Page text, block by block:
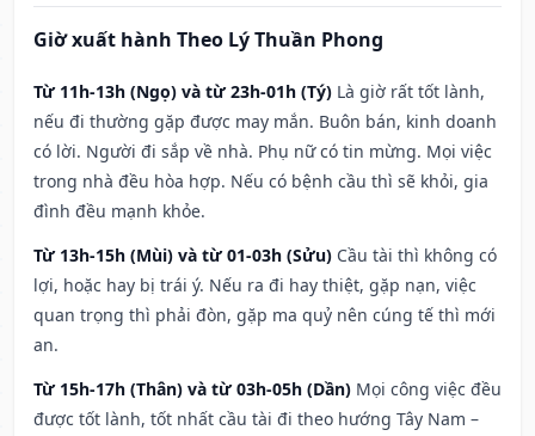
Giờ xuất hành Theo Lý Thuần Phong
Từ 11h-13h (Ngọ) và từ 23h-01h (Tý) Là giờ rất tốt lành,
nếu đi thường gặp được may mắn. Buôn bán, kinh doanh
có lời. Người đi sắp về nhà. Phụ nữ có tin mừng. Mọi việc
trong nhà đều hòa hợp. Nếu có bệnh cầu thì sẽ khỏi, gia
đình đều mạnh khỏe.
Từ 13h-15h (Mùi) và từ 01-03h (Sửu) Cầu tài thì không có
lợi, hoặc hay bị trái ý. Nếu ra đi hay thiệt, gặp nạn, việc
quan trọng thì phải đòn, gặp ma quỷ nên cúng tế thì mới
an.
Từ 15h-17h (Thân) và từ 03h-05h (Dần) Mọi công việc đều
được tốt lành, tốt nhất cầu tài đi theo hướng Tây Nam –